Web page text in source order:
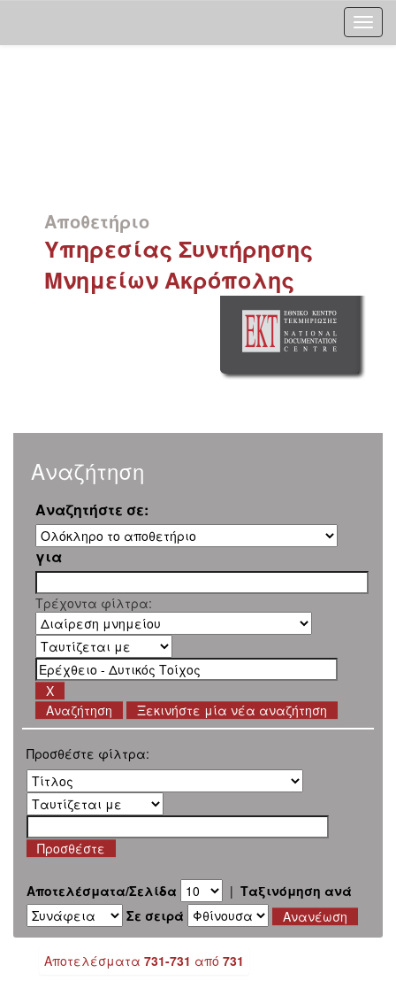
Αποθετήριο
Υπηρεσίας Συντήρησης
Μνημείων Ακρόπολης
Αναζήτηση
Αναζητήστε σε:
για
Τρέχοντα φίλτρα:
Ξεκινήστε μία νέα αναζήτηση
Προσθέστε φίλτρα:
Αποτελέσματα/Σελίδα | Ταξινόμηση ανά
Σε σειρά
Αποτελέσματα 731-731 από 731